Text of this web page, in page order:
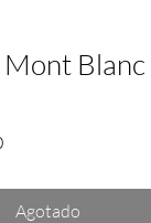
Mont Blanc
Precio
oferta
Agotado